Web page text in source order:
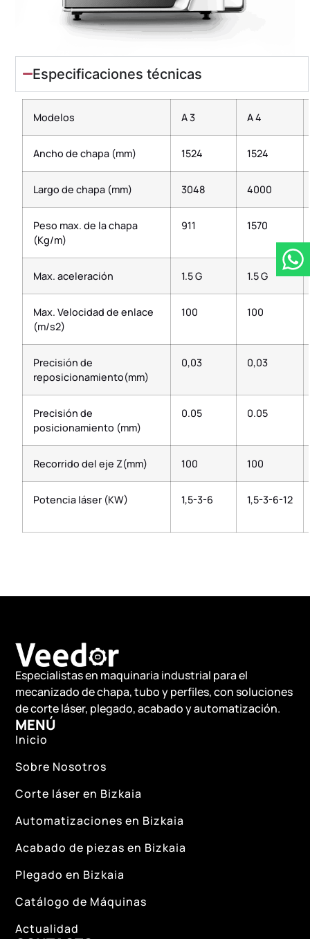
Especificaciones técnicas
Modelos A 3 A 4
Ancho de chapa (mm) 1524 1524
Largo de chapa (mm) 3048 4000
Peso max. de la chapa
(Kg/m)
911 1570
Max. aceleración 1.5 G 1.5 G
Max. Velocidad de enlace
(m/s2)
100 100
Precisión de
reposicionamiento(mm)
0,03 0,03
Precisión de
posicionamiento (mm)
0.05 0.05
Recorrido del eje Z(mm) 100 100
Potencia láser (KW) 1,5-3-6 1,5-3-6-12
Especialistas en maquinaria industrial para el
mecanizado de chapa, tubo y perfiles, con soluciones
de corte láser, plegado, acabado y automatización.
MENÚ
Inicio
Sobre Nosotros
Corte láser en Bizkaia
Automatizaciones en Bizkaia
Acabado de piezas en Bizkaia
Plegado en Bizkaia
Catálogo de Máquinas
Actualidad